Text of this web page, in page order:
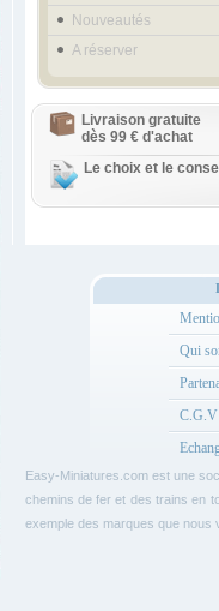
Nouveautés
A réserver
Livraison gratuite
dès 99 € d'achat
Le choix et le
Qui
C.G.V
Easy-Miniatures.com est une
chemins de fer et des trains en
exemple des marques que nous